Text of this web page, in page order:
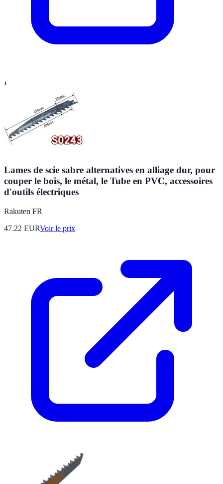
Lames de scie sabre alternatives en alliage dur, pour
couper le bois, le métal, le Tube en PVC, accessoires
d'outils électriques
Rakuten FR
47.22 EURVoir le prix